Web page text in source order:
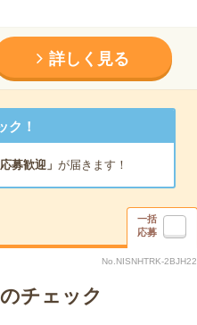
詳しく見る
ク！
募歓迎」 が届きます！
一括
応募
No.NISNHTRK-2BJH22
チェック